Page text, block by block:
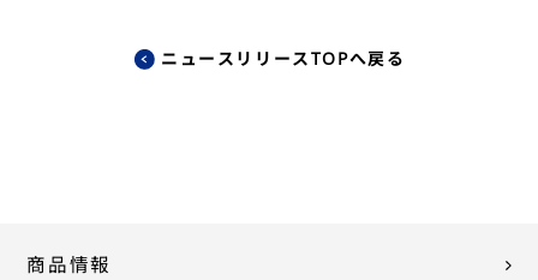
ニュースリリースTOPへ戻る
商品情報